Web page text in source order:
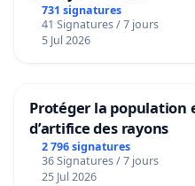
731 signatures
41 Signatures / 7 jours
5 Jul 2026
Protéger la population
d’artifice des rayons
2 796 signatures
36 Signatures / 7 jours
25 Jul 2026